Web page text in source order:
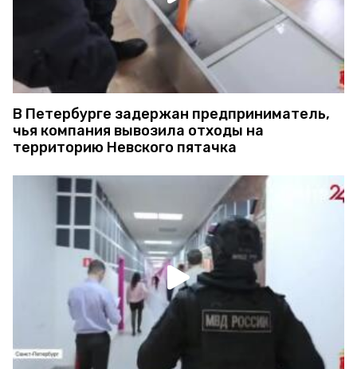
В Петербурге задержан предприниматель,
чья компания вывозила отходы на
территорию Невского пятачка